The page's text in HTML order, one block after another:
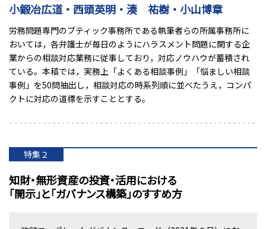
小鍛冶広道・西頭英明・湊 祐樹・小山博章
労務問題専門のブティック事務所である執筆者らの所属事務所に
おいては，各弁護士が毎日のようにハラスメント問題に関する企
業からの相談対応業務に従事しており，対応ノウハウが蓄積され
ている。本稿では，実務上「よくある相談事例」「悩ましい相談
事例」を50問抽出し，相談対応の時系列順に並べたうえ，コンパ
クトに対応の道標を示すこととする。
特集２
知財・無形資産の投資・活用における
「開示」と「ガバナンス構築」のすすめ方